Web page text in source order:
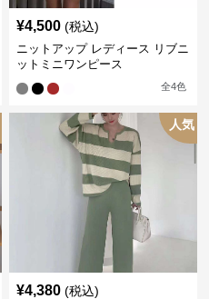
¥4,500 (税込)
ニットアップ レディース リブニ
ットミニワンピース
全4色
人気
¥4,380 (税込)